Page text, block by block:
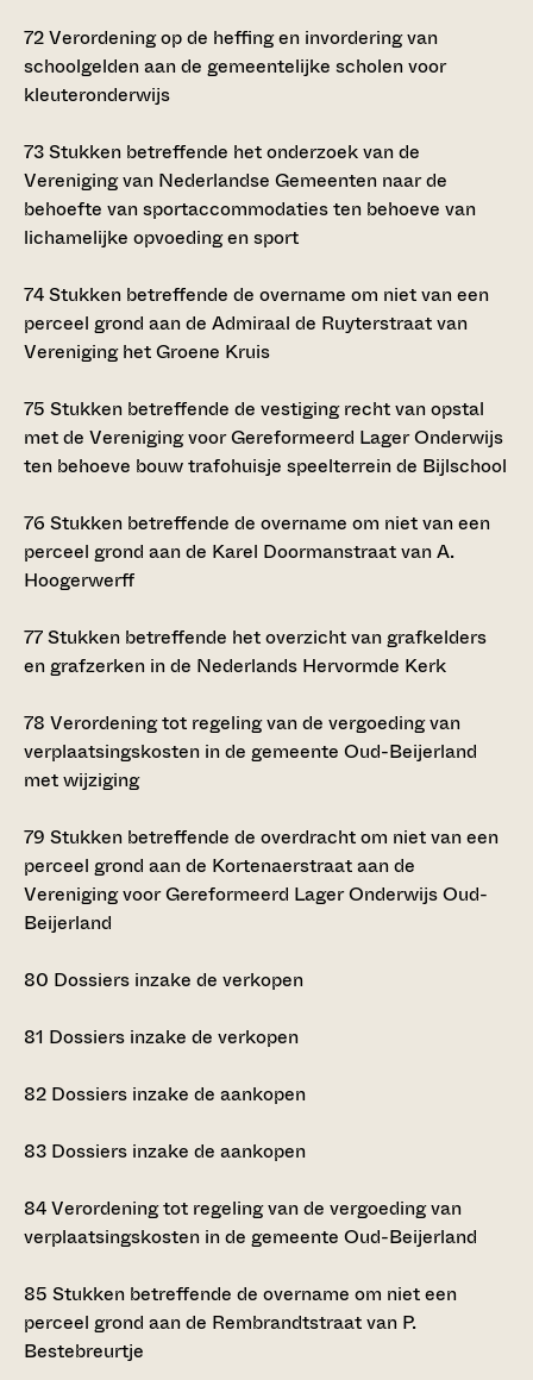
72Verordening op de heffing en invordering van
schoolgelden aan de gemeentelijke scholen voor
kleuteronderwijs
73Stukken betreffende het onderzoek van de
Vereniging van Nederlandse Gemeenten naar de
behoefte van sportaccommodaties ten behoeve van
lichamelijke opvoeding en sport
74Stukken betreffende de overname om niet van een
perceel grond aan de Admiraal de Ruyterstraat van
Vereniging het Groene Kruis
75 Stukken betreffende de vestiging recht van opstal
met de Vereniging voor Gereformeerd Lager Onderwijs
ten behoeve bouw trafohuisje speelterrein de Bijlschool
76 Stukken betreffende de overname om niet van een
perceel grond aan de Karel Doormanstraat van A.
Hoogerwerff
77Stukken betreffende het overzicht van grafkelders
en grafzerken in de Nederlands Hervormde Kerk
78 Verordening tot regeling van de vergoeding van
verplaatsingskosten in de gemeente Oud-Beijerland
met wijziging
79 Stukken betreffende de overdracht om niet van een
perceel grond aan de Kortenaerstraat aan de
Vereniging voor Gereformeerd Lager Onderwijs Oud-
Beijerland
80 Dossiers inzake de verkopen
81 Dossiers inzake de verkopen
82 Dossiers inzake de aankopen
83 Dossiers inzake de aankopen
84Verordening tot regeling van de vergoeding van
verplaatsingskosten in de gemeente Oud-Beijerland
85 Stukken betreffende de overname om niet een
perceel grond aan de Rembrandtstraat van P.
Bestebreurtje